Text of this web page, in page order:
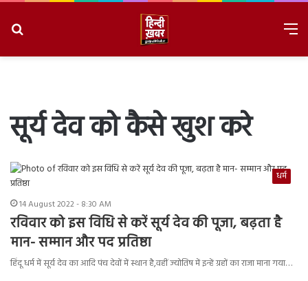
सूर्य देव को कैसे खुश करे
धर्म
14 August 2022 - 8:30 AM
रविवार को इस विधि से करें सूर्य देव की पूजा, बढ़ता है
मान- सम्मान और पद प्रतिष्ठा
हिंदू धर्म में सूर्य देव का आदि पंच देवों में स्थान है,वहीं ज्योतिष में इन्हें ग्रहों का राजा माना गया…